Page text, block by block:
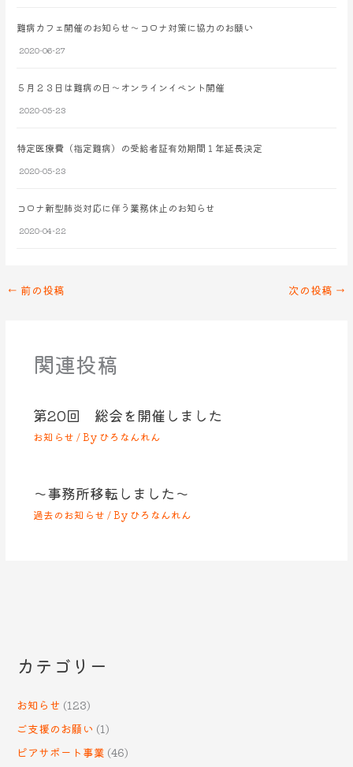
難病カフェ開催のお知らせ～コロナ対策に協力のお願い
2020-06-27
５月２３日は難病の日～オンラインイベント開催
2020-05-23
特定医療費（指定難病）の受給者証有効期間１年延長決定
2020-05-23
コロナ新型肺炎対応に伴う業務休止のお知らせ
2020-04-22
← 前の投稿 次の投稿 →
関連投稿
第20回 総会を開催しました
お知らせ / By ひろなんれん
～事務所移転しました～
過去のお知らせ / By ひろなんれん
カテゴリー
お知らせ (123)
ご支援のお願い (1)
ピアサポート事業 (46)